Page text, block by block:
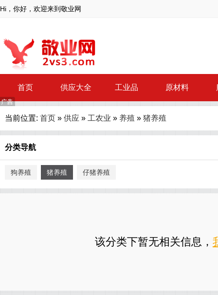
Hi，你好，欢迎来到敬业网
首页 供应大全 工业品 原材料
当前位置: 首页 » 供应 » 工农业 » 养殖 » 猪养殖
分类导航
狗养殖 猪养殖 仔猪养殖
该分类下暂无相关信息，